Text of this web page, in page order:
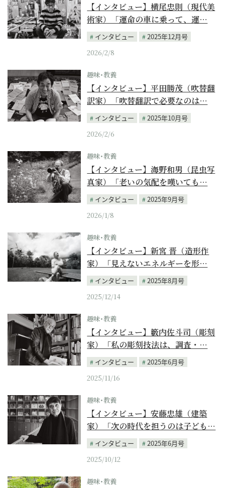
【インタビュー】横尾忠則（現代美
術家）「運命の車に乗って、運…
インタビュー
2025年12月号
2026/2/8
趣味･教養
【インタビュー】平田勝茂（吹替翻
訳家）「吹替翻訳で必要なのは…
インタビュー
2025年10月号
2026/2/6
趣味･教養
【インタビュー】海野和男（昆虫写
真家）「老いの気配を嘆いても…
インタビュー
2025年9月号
2026/1/8
趣味･教養
【インタビュー】新宮 晋（造形作
家）「見えないエネルギーを形…
インタビュー
2025年8月号
2025/12/14
趣味･教養
【インタビュー】籔内佐斗司（彫刻
家）「私の彫刻技法は、調査・…
インタビュー
2025年6月号
2025/11/16
趣味･教養
【インタビュー】安藤忠雄（建築
家）「次の時代を担うのは子ども…
インタビュー
2025年6月号
2025/10/12
趣味･教養